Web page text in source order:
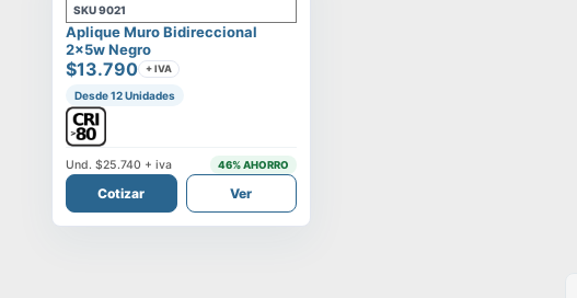
SKU9021
Aplique Muro Bidireccional
2x5w Negro
$13.790 + IVA
Desde 12 Unidades
Und.$25.740 + iva 46% AHORRO
Cotizar Ver